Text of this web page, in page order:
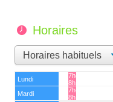
Horaires
Lundi
7h45 -
8h15
Mardi
7h45 -
8h15